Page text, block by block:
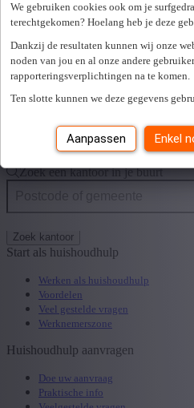
We gebruiken cookies ook om je
terechtgekomen? Hoelang heb je deze
Dankzij de resultaten kunnen wij onze
noden van jou en al onze andere
rapporteringsverplichtingen na te komen.
Ten slotte kunnen we deze gegevens
Aanpassen Enkel
gezond verstand van iedereen om
stellen tot een beter moment (bvb
hevige regen).
TWIJFEL?
Bij twijfel? Contacteer steeds uw
Contacteer uw kantoor
Er is een fout opgetreden. Gelieve
Zoek een kantoor in je buurt
Zoek kantoor
Start als huishoudhulp
Werken als huishoudhulp
Voordelen
Veel gestelde vragen
Werknemerszone
Huishoudhulp aanvragen
Doe uw aanvraag
Praktische info